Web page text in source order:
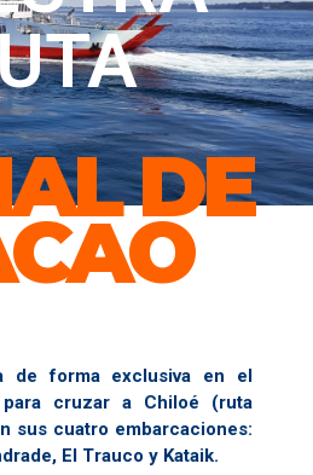
DE
de forma exclusiva en el
cruzar a Chiloé (ruta
sus cuatro embarcaciones:
El Trauco y Kataik.